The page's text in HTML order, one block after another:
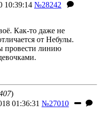
10:39:14 №28242
Как-то даже не
от Небулы.
провести линию
)
01:36:31 №27010